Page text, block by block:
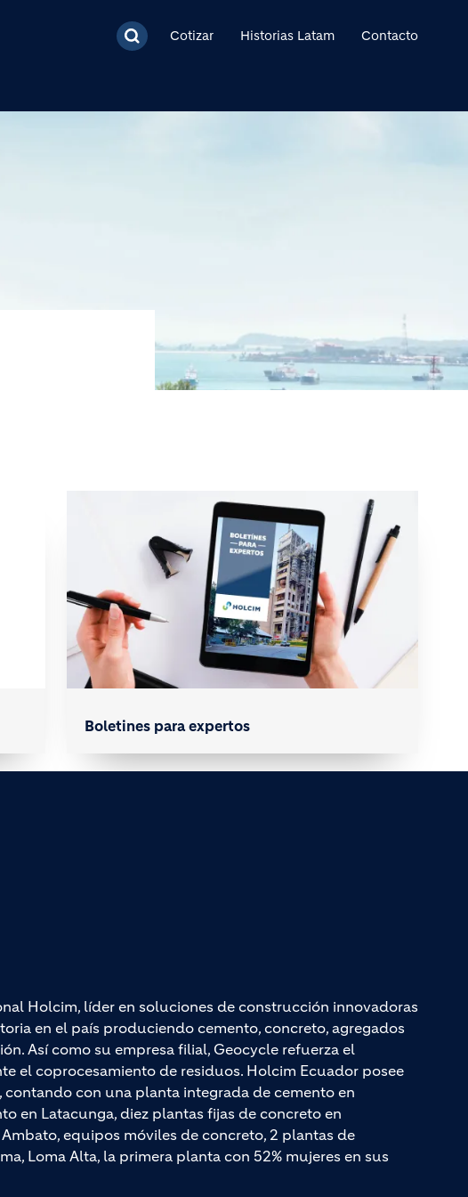
Cotizar Historias Latam Contacto
Boletines para expertos
Holcim, líder en soluciones de construcción innovadoras
en el país produciendo cemento, concreto, agregados
Así como su empresa filial, Geocycle refuerza el
el coprocesamiento de residuos. Holcim Ecuador posee
con una planta integrada de cemento en
en Latacunga, diez plantas fijas de concreto en
equipos móviles de concreto, 2 plantas de
Loma Alta, la primera planta con 52% mujeres en sus